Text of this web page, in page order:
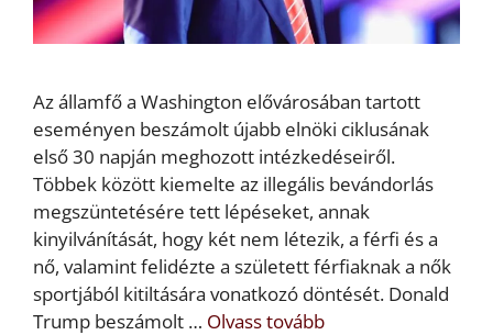
Az államfő a Washington elővárosában tartott
eseményen beszámolt újabb elnöki ciklusának
első 30 napján meghozott intézkedéseiről.
Többek között kiemelte az illegális bevándorlás
megszüntetésére tett lépéseket, annak
kinyilvánítását, hogy két nem létezik, a férfi és a
nő, valamint felidézte a született férfiaknak a nők
sportjából kitiltására vonatkozó döntését. Donald
Trump beszámolt … Olvass tovább